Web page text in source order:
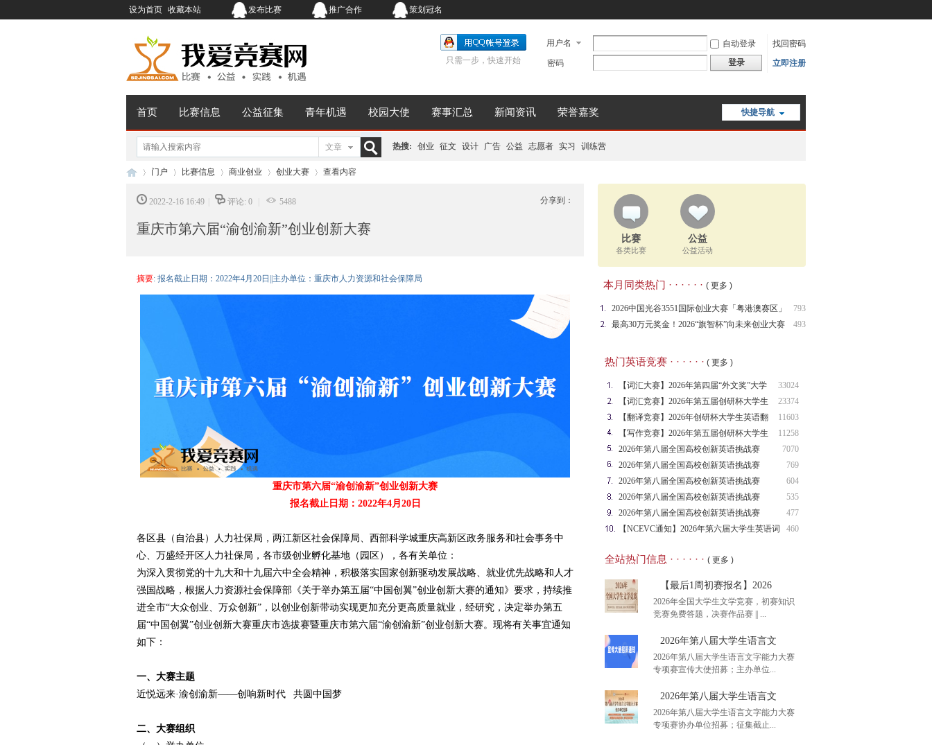
设为首页 收藏本站 发布比赛 推广合作 策划冠名
用户名 自动登录
找回密码
密码
登录 立即注册
只需一步，快速开始
快捷导航
首页 比赛信息 公益征集 青年机遇 校园大使 赛事汇总 新闻资讯 荣誉嘉奖
文章
索
热搜: 创业 征文 设计 广告 公益 志愿者 实习 训练营
›
门户 比赛信息
›
商业创业
›
创业大赛
›
查看内容
分享到：
2022-2-16 16:49 评论: 0 5488
重庆市第六届“渝创渝新”创业创新大赛
摘要: 报名截止日期：2022年4月20日||主办单位：重庆市人力资源和社会保障局
重庆市第六届“渝创渝新”创业创新大赛
报名截止日期：2022年4月20日
各区县（自治县）人力社保局，两江新区社会保障局、西部科学城重庆高新区政务服务和社会事务中
心、万盛经开区人力社保局，各市级创业孵化基地（园区），各有关单位：
为深入贯彻党的十九大和十九届六中全会精神，积极落实国家创新驱动发展战略、就业优先战略和人才
强国战略，根据人力资源社会保障部《关于举办第五届“中国创翼”创业创新大赛的通知》要求，持续推
进全市“大众创业、万众创新”，以创业创新带动实现更加充分更高质量就业，经研究，决定举办第五
届“中国创翼”创业创新大赛重庆市选拔赛暨重庆市第六届“渝创渝新”创业创新大赛。现将有关事宜通知
如下：
一、大赛主题
近悦远来·渝创渝新——创响新时代 共圆中国梦
二、大赛组织
比赛
各类比赛
公益
公益活动
本月同类热门 · · · · · · ( 更多 )
793
2026中国光谷3551国际创业大赛「粤港澳赛区」
报名火热进行中！
493
最高30万元奖金！2026“旗智杯”向未来创业大赛
热门英语竞赛 · · · · · · ( 更多 )
33024
【词汇大赛】2026年第四届“外文奖”大学
生
23374
【词汇竞赛】2026年第五届创研杯大学生
英语
11603
【翻译竞赛】2026年创研杯大学生英语翻
译竞
11258
【写作竞赛】2026年第五届创研杯大学生
英语
7070
2026年第八届全国高校创新英语挑战赛
（NCIE
769
2026年第八届全国高校创新英语挑战赛
604
2026年第八届全国高校创新英语挑战赛
（NCIE
535
2026年第八届全国高校创新英语挑战赛
（NCIE
477
2026年第八届全国高校创新英语挑战赛
（NCIE
460
【NCEVC通知】2026年第六届大学生英语词
全站热门信息 · · · · · · ( 更多 )
【最后1周初赛报名】2026
2026年全国大学生文学竞赛，初赛知识
竞赛免费答题，决赛作品赛 || ...
【最后1周初赛报名】2026
2026年第八届大学生语言文
2026年第八届大学生语言文字能力大赛
专项赛宣传大使招募；主办单位...
2026年第八届大学生语言文
2026年第八届大学生语言文
2026年第八届大学生语言文字能力大赛
专项赛协办单位招募；征集截止...